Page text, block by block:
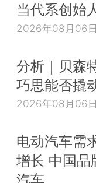
当代系创始
2026年08月06日
分析｜贝森
巧思能否撬
2026年08月06日
电动汽车需
增长 中国品